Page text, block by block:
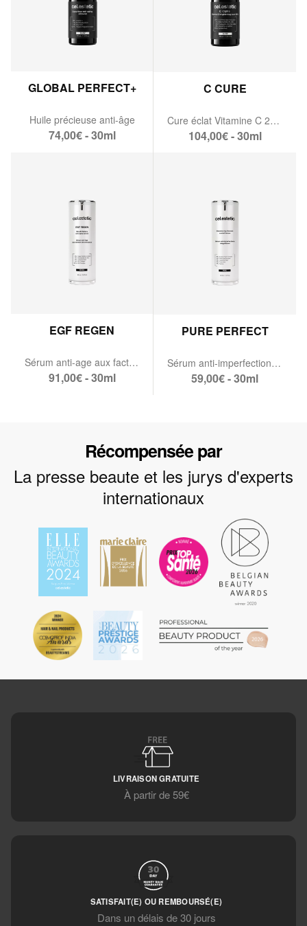
GLOBAL PERFECT+
Huile précieuse anti-âge
74,00€ - 30ml
C CURE
Cure éclat Vitamine C 20%
104,00€ - 30ml
EGF REGEN
Sérum anti-age aux facteurs de croissance
91,00€ - 30ml
PURE PERFECT
Sérum anti-imperfections rééquilibrant
59,00€ - 30ml
Récompensée par
La presse beaute et les jurys d'experts
internationaux
LIVRAISON GRATUITE
À partir de 59€
SATISFAIT(E) OU REMBOURSÉ(E)
Dans un délais de 30 jours